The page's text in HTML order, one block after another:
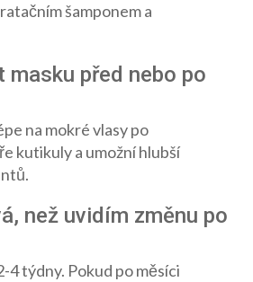
šamponem a
před nebo po
na mokré vlasy po
kutikuly a umožní hlubší
než uvidím změnu po
4 týdny. Pokud po měsíci